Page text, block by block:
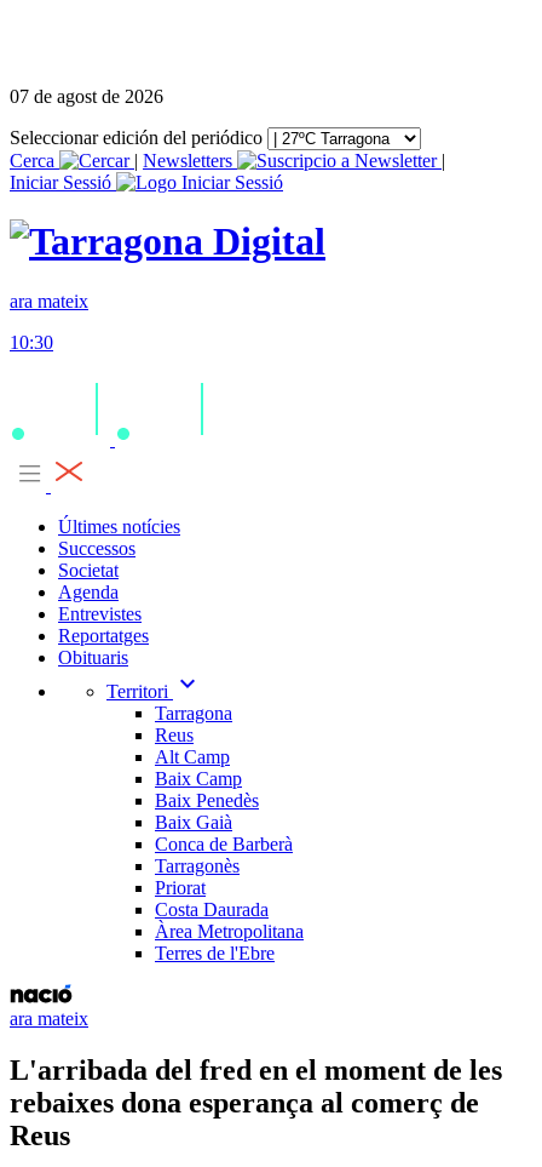
07 de agost de 2026
Seleccionar edición del periódico
Cerca
| Newsletters
|
Iniciar Sessió
ara mateix
10:30
Últimes notícies
Successos
Societat
Agenda
Entrevistes
Reportatges
Obituaris
Territori
expand_more
Tarragona
Reus
Alt Camp
Baix Camp
Baix Penedès
Baix Gaià
Conca de Barberà
Tarragonès
Priorat
Costa Daurada
Àrea Metropolitana
Terres de l'Ebre
ara mateix
L'arribada del fred en el moment de les
rebaixes dona esperança al comerç de
Reus